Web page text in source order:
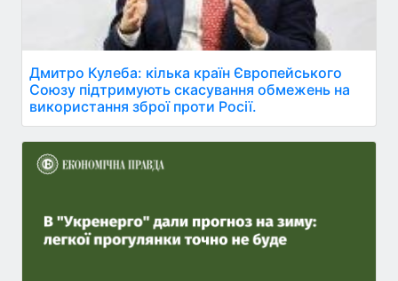
Дмитро Кулеба: кілька країн Європейського
Союзу підтримують скасування обмежень на
використання зброї проти Росії.